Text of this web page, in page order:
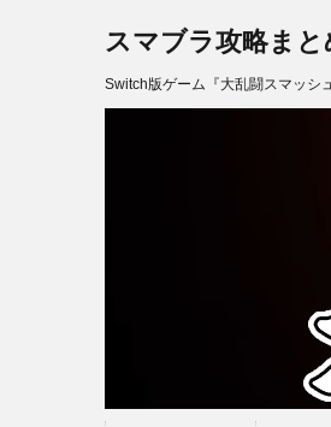
スマブラ攻略まと
Switch版ゲーム『大乱闘スマッシ